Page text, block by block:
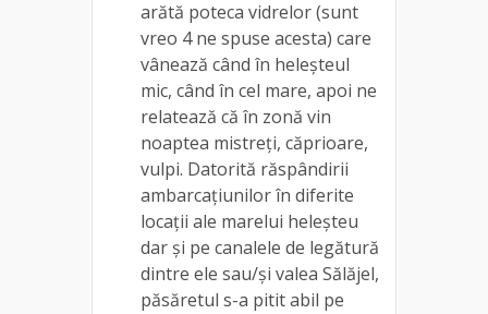
arătă poteca vidrelor (sunt
vreo 4 ne spuse acesta) care
vânează când în heleșteul
mic, când în cel mare, apoi ne
relatează că în zonă vin
noaptea mistreți, căprioare,
vulpi. Datorită răspândirii
ambarcațiunilor în diferite
locații ale marelui heleșteu
dar și pe canalele de legătură
dintre ele sau/și valea Sălăjel,
păsăretul s-a pitit abil pe